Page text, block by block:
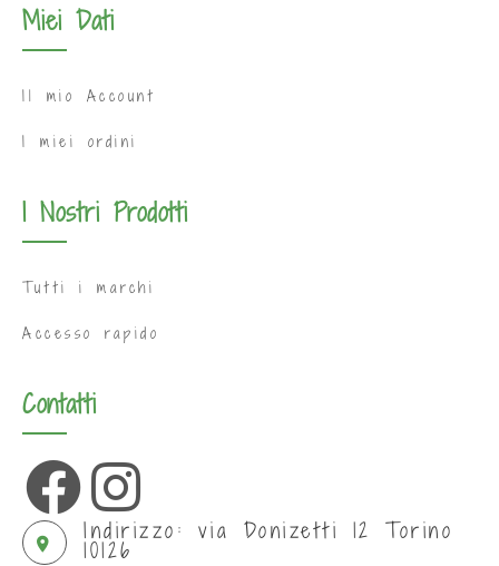
Miei Dati
Il mio Account
I miei ordini
I Nostri Prodotti
Tutti i marchi
Accesso rapido
Contatti
Indirizzo: via Donizetti 12 Torino
10126